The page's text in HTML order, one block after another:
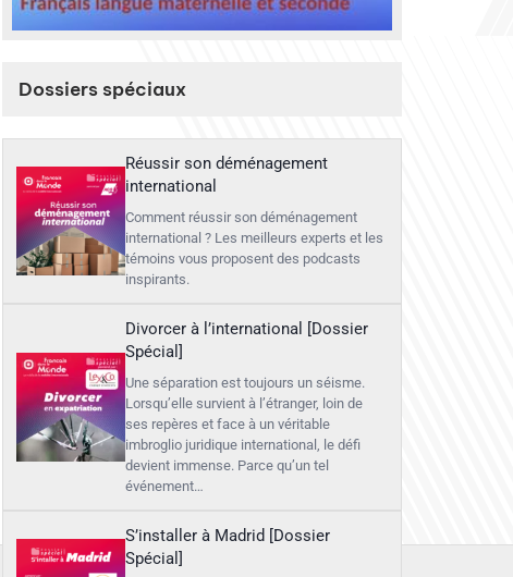
Dossiers spéciaux
Réussir son déménagement
international
Comment réussir son déménagement
international ? Les meilleurs experts et les
témoins vous proposent des podcasts
inspirants.
Divorcer à l’international [Dossier
Spécial]
Une séparation est toujours un séisme.
Lorsqu’elle survient à l’étranger, loin de
ses repères et face à un véritable
imbroglio juridique international, le défi
devient immense. Parce qu’un tel
événement…
S’installer à Madrid [Dossier
Spécial]